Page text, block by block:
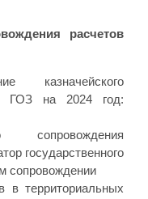
расчетов
казначейского
ГОЗ на 2024 год:
сопровождения
государственного
сопровождении
в территориальных